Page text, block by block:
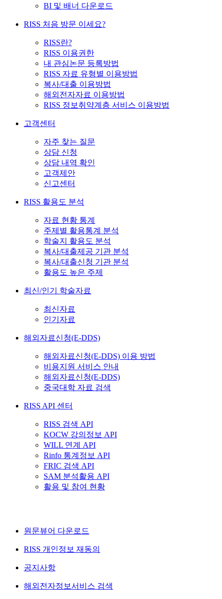
BI 및 배너 다운로드
RISS 처음 방문 이세요?
RISS란?
RISS 이용권한
내 관심논문 등록방법
RISS 자료 유형별 이용방법
복사/대출 이용방법
해외전자자료 이용방법
RISS 정보취약계층 서비스 이용방법
고객센터
자주 찾는 질문
상담 신청
상담 내역 확인
고객제안
신고센터
RISS 활용도 분석
자료 현황 통계
주제별 활용통계 분석
학술지 활용도 분석
복사/대출제공 기관 분석
복사/대출신청 기관 분석
활용도 높은 주제
최신/인기 학술자료
최신자료
인기자료
해외자료신청(E-DDS)
해외자료신청(E-DDS) 이용 방법
비용지원 서비스 안내
해외자료신청(E-DDS)
중국대학 자료 검색
RISS API 센터
RISS 검색 API
KOCW 강의정보 API
WILL 연계 API
Rinfo 통계정보 API
FRIC 검색 API
SAM 분석활용 API
활용 및 참여 현황
원문뷰어 다운로드
RISS 개인정보 재동의
공지사항
해외전자정보서비스 검색